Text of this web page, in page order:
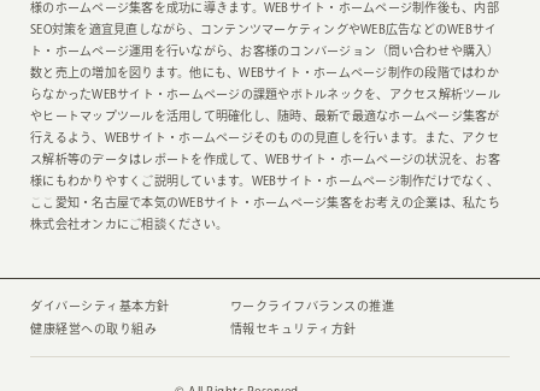
様のホームページ集客を成功に導きます。WEBサイト・ホームページ制作後も、内部
SEO対策を適宜見直しながら、コンテンツマーケティングやWEB広告などのWEBサイ
ト・ホームページ運用を行いながら、お客様のコンバージョン（問い合わせや購入）
数と売上の増加を図ります。他にも、WEBサイト・ホームページ制作の段階ではわか
らなかったWEBサイト・ホームページの課題やボトルネックを、アクセス解析ツール
やヒートマップツールを活用して明確化し、随時、最新で最適なホームページ集客が
行えるよう、WEBサイト・ホームページそのものの見直しを行います。また、アクセ
ス解析等のデータはレポートを作成して、WEBサイト・ホームページの状況を、お客
様にもわかりやすくご説明しています。WEBサイト・ホームページ制作だけでなく、
ここ愛知・名古屋で本気のWEBサイト・ホームページ集客をお考えの企業は、私たち
株式会社オンカにご相談ください。
ダイバーシティ基本方針
ワークライフバランスの推進
健康経営への取り組み
情報セキュリティ方針